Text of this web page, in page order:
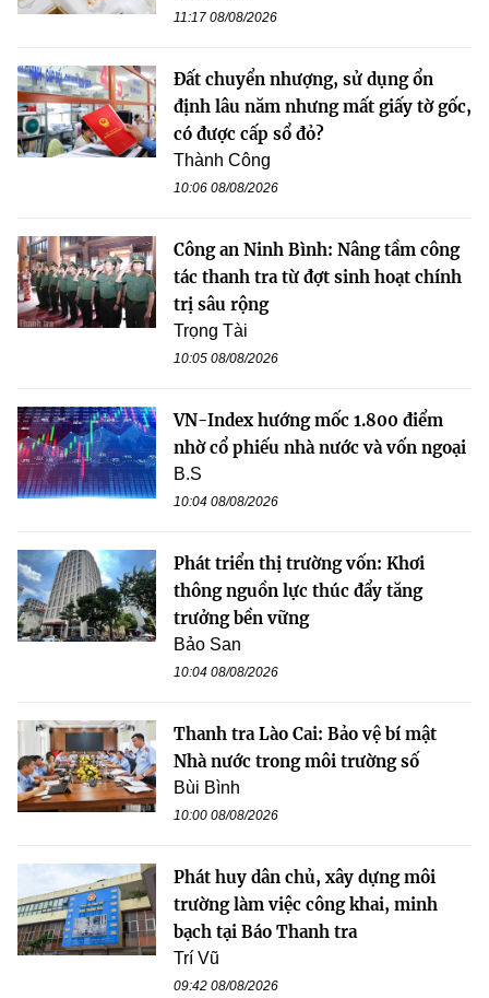
11:17 08/08/2026
Đất chuyển nhượng, sử dụng ổn
định lâu năm nhưng mất giấy tờ gốc,
có được cấp sổ đỏ?
Thành Công
10:06 08/08/2026
Công an Ninh Bình: Nâng tầm công
tác thanh tra từ đợt sinh hoạt chính
trị sâu rộng
Trọng Tài
10:05 08/08/2026
VN-Index hướng mốc 1.800 điểm
nhờ cổ phiếu nhà nước và vốn ngoại
B.S
10:04 08/08/2026
Phát triển thị trường vốn: Khơi
thông nguồn lực thúc đẩy tăng
trưởng bền vững
Bảo San
10:04 08/08/2026
Thanh tra Lào Cai: Bảo vệ bí mật
Nhà nước trong môi trường số
Bùi Bình
10:00 08/08/2026
Phát huy dân chủ, xây dựng môi
trường làm việc công khai, minh
bạch tại Báo Thanh tra
Trí Vũ
09:42 08/08/2026